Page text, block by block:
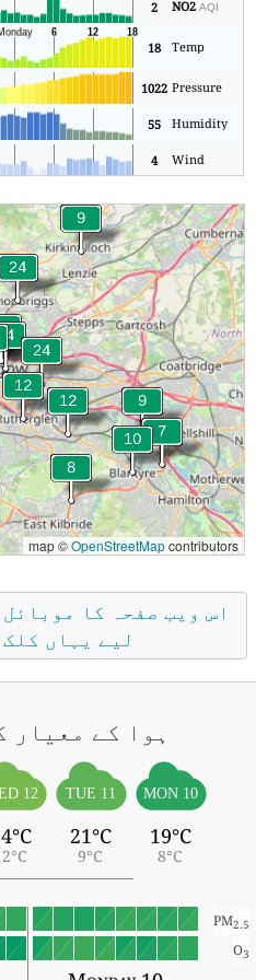
NO2AQI
2
Temp
18
Pressure
1022
Humidity
55
Wind
4
map ©OpenStreetMapcontributors
اس ویب صفحہ کا
لیے یہاں
ہوا کے معیار
MON 10
19°C
8°C
TUE 11
21°C
9°C
12
12°C
PM2.5
O